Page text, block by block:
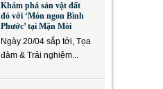
Khám phá sản vật đất
đỏ với ‘Món ngon Bình
Phước’ tại Mặn Mòi
Ngày 20/04 sắp tới, Tọa
đàm & Trải nghiệm...